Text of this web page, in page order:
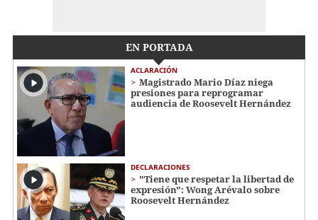
EN PORTADA
ACLARACIÓN
Magistrado Mario Díaz niega
presiones para reprogramar
audiencia de Roosevelt Hernández
DECLARACIONES
"Tiene que respetar la libertad de
expresión": Wong Arévalo sobre
Roosevelt Hernández